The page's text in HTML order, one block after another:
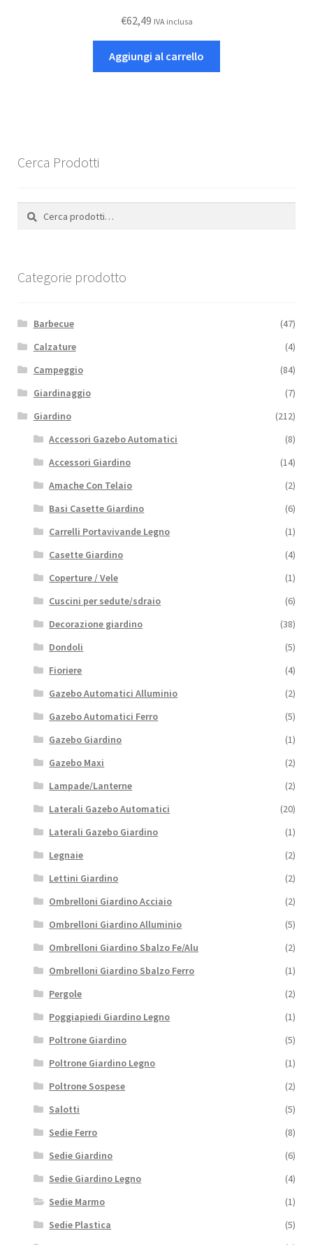
€62,49 IVA inclusa
Aggiungi al carrello
Cerca Prodotti
Cerca:
Cerca
Categorie prodotto
Barbecue
(47)
Calzature
(4)
Campeggio
(84)
Giardinaggio
(7)
Giardino
(212)
Accessori Gazebo Automatici
(8)
Accessori Giardino
(14)
Amache Con Telaio
(2)
Basi Casette Giardino
(6)
Carrelli Portavivande Legno
(1)
Casette Giardino
(4)
Coperture / Vele
(1)
Cuscini per sedute/sdraio
(6)
Decorazione giardino
(38)
Dondoli
(5)
Fioriere
(4)
Gazebo Automatici Alluminio
(2)
Gazebo Automatici Ferro
(5)
Gazebo Giardino
(1)
Gazebo Maxi
(2)
Lampade/Lanterne
(2)
Laterali Gazebo Automatici
(20)
Laterali Gazebo Giardino
(1)
Legnaie
(2)
Lettini Giardino
(2)
Ombrelloni Giardino Acciaio
(2)
Ombrelloni Giardino Alluminio
(5)
Ombrelloni Giardino Sbalzo Fe/Alu
(2)
Ombrelloni Giardino Sbalzo Ferro
(1)
Pergole
(2)
Poggiapiedi Giardino Legno
(1)
Poltrone Giardino
(5)
Poltrone Giardino Legno
(1)
Poltrone Sospese
(2)
Salotti
(5)
Sedie Ferro
(8)
Sedie Giardino
(6)
Sedie Giardino Legno
(4)
Sedie Marmo
(1)
Sedie Plastica
(5)